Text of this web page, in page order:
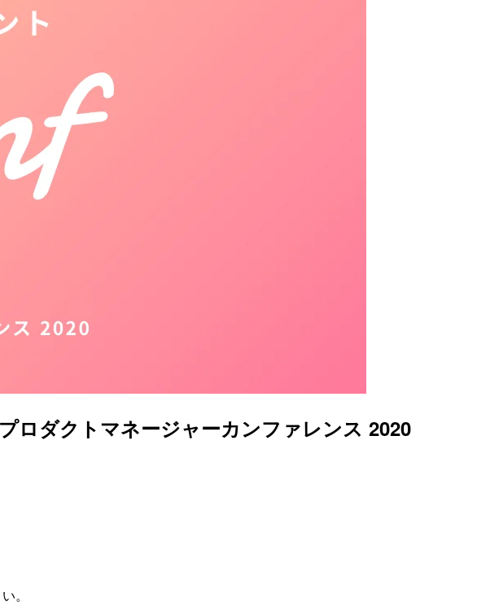
ロダクトマネージャーカンファレンス 2020
。